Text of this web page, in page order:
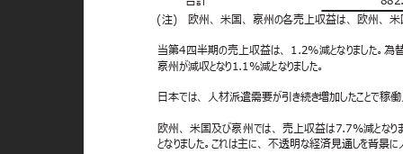
(注) 欧州、
米国、 豪州の各売上収益は、 欧州、
当第4四半期の売上収益は、 1.2%減となりました。
豪州が減収となり1.1%減となりました。
日本では、 人材派遣需要が引き続き増加したことで稼
欧州、 米国及び豪州では、 売上収益は7.7%減とな
となりました。これは主に、 不透明な経済見通しを背景